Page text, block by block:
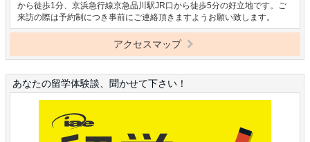
から徒歩1分、京浜急行線京急品川駅JR口から徒歩5分の好立地です。ご
来訪の際は予約制につき事前にご連絡頂きますようお願い致します。
アクセスマップ
あなたの留学体験談、聞かせて下さい！